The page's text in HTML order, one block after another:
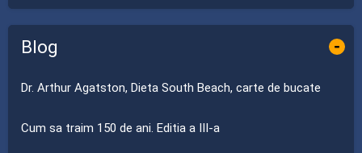
Blog -
Dr. Arthur Agatston, Dieta South Beach, carte de bucate
Cum sa traim 150 de ani. Editia a III-a